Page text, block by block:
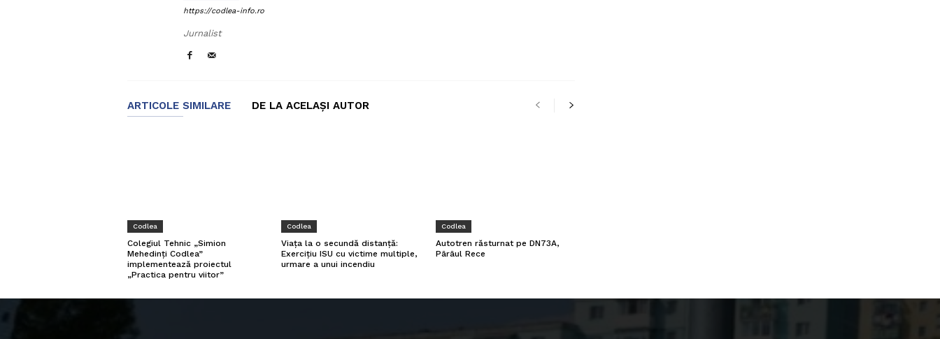
https://codlea-info.ro
Jurnalist
ARTICOLE SIMILARE DE LA ACELAȘI AUTOR
Codlea
Colegiul Tehnic „Simion
Mehedinți Codlea”
implementează proiectul
„Practica pentru viitor”
Codlea
Viața la o secundă distanță:
Exercițiu ISU cu victime multiple,
urmare a unui incendiu
Codlea
Autotren răsturnat pe DN73A,
Pârâul Rece